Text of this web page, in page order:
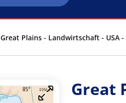
Great Plains - Landwirtschaft -
Great